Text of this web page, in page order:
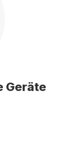
Geräte